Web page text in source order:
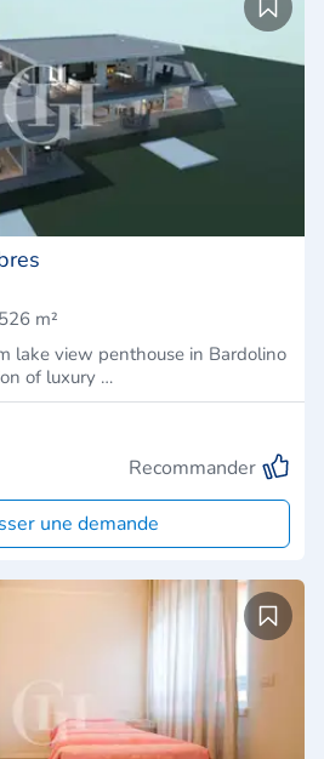
526 m²
lake view penthouse in Bardolino
of luxury …
Recommander
une demande